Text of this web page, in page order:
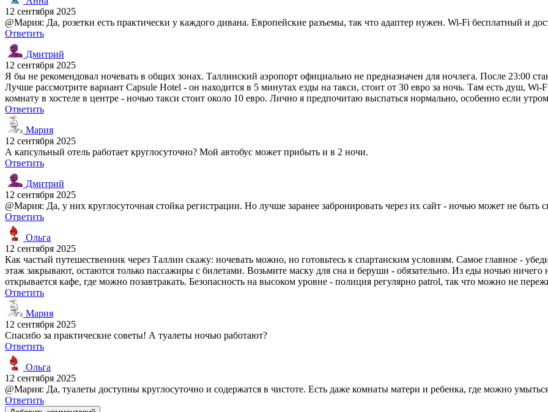
12 сентября 2025
@Мария: Да, розетки есть практически у каждого дивана. Европейские разъемы, так что адаптер нужен. Wi-Fi бесплатный и
Ответить
Дмитрий
12 сентября 2025
Я бы не рекомендовал ночевать в общих зонах. Таллинский аэропорт официально не предназначен для ночлега. После 23:00
Лучше рассмотрите вариант Capsule Hotel - он находится в 5 минутах езды на такси, стоит от 30 евро за ночь. Там есть душ,
комнату в хостеле в центре - ночью такси стоит около 10 евро. Лично я предпочитаю выспаться нормально, особенно если
Ответить
Мария
12 сентября 2025
А капсульный отель работает круглосуточно? Мой автобус может прибыть и в 2 ночи.
Ответить
Дмитрий
12 сентября 2025
@Мария: Да, у них круглосуточная стойка регистрации. Но лучше заранее забронировать через их сайт - ночью может не быть
Ответить
Ольга
12 сентября 2025
Как частый путешественник через Таллин скажу: ночевать можно, но готовьтесь к спартанским условиям. Самое главное -
этаж закрывают, остаются только пассажиры с билетами. Возьмите маску для сна и беруши - обязательно. Из еды ночью ничего
открывается кафе, где можно позавтракать. Безопасность на высоком уровне - полиция регулярно patrol, так что можно не
Ответить
Мария
12 сентября 2025
Спасибо за практические советы! А туалеты ночью работают?
Ответить
Ольга
12 сентября 2025
@Мария: Да, туалеты доступны круглосуточно и содержатся в чистоте. Есть даже комнаты матери и ребенка, где можно
Ответить